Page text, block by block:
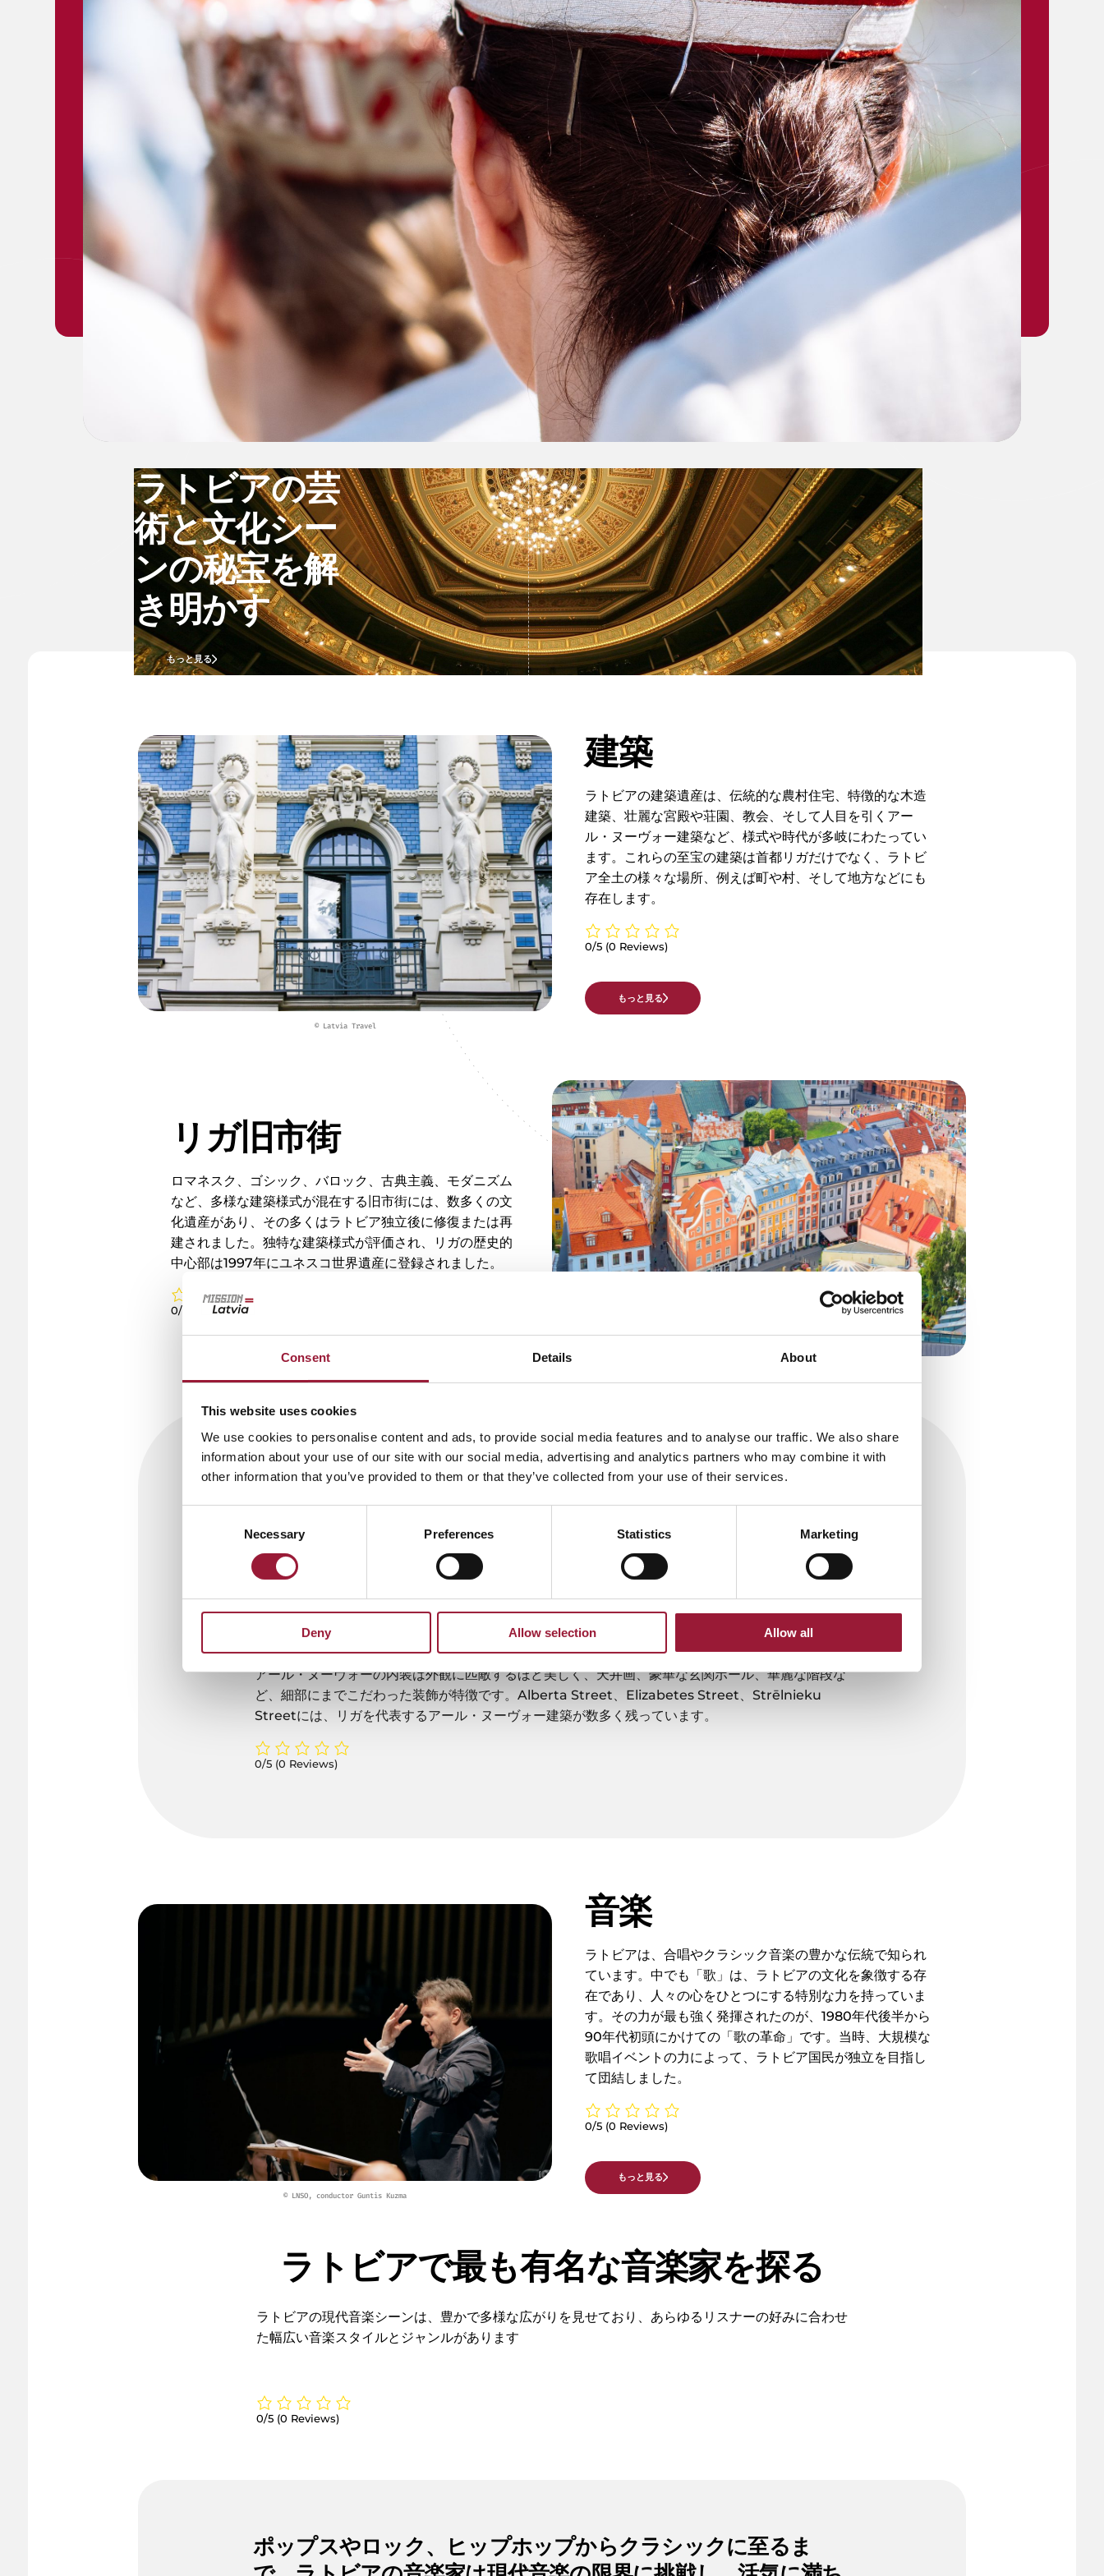
Consent Details About
This website uses cookies
We use cookies to personalise content and ads, to provide social media features and to analyse our traffic. We also share
information about your use of our site with our social media, advertising and analytics partners who may combine it with
other information that you’ve provided to them or that they’ve collected from your use of their services.
Necessary Preferences Statistics Marketing
Deny Allow selection Allow all
想像以上の影響力を持つ文化
#2
文化に対する政府支出額のEU内順位
92%
文化的なイベントに参加するラトビ
ア人の割合
3万人
毎年恒例の象徴的な音楽フェス
「Positivus（ポジティヴス）」参加
者平均人数
ラトビアの芸
術と文化シー
ンの秘宝を解
き明かす
もっと見る
© Latvia Travel
建築
ラトビアの建築遺産は、伝統的な農村住宅、特徴的な木造
建築、壮麗な宮殿や荘園、教会、そして人目を引くアー
ル・ヌーヴォー建築など、様式や時代が多岐にわたってい
ます。これらの至宝の建築は首都リガだけでなく、ラトビ
ア全土の様々な場所、例えば町や村、そして地方などにも
存在します。
0/5 (0 Reviews)
もっと見る
リガ旧市街
ロマネスク、ゴシック、バロック、古典主義、モダニズム
など、多様な建築様式が混在する 旧市街には、数多くの文
化遺産があり、その多くはラトビア独立後に修復または再
建されました。独特な建築様式が評価され、リガの歴史的
中心部は1997年にユネスコ世界遺産に登録されました。
0/5 (0 Reviews)
世界のアール・ヌーヴォー様式の中心地
て、ラトビアの都市は多数のアール・ヌーヴォー建築が魅力になり、リガはアール・ヌーヴォー様式
の宝石箱としてたびたび評価されています。
ユネスコ世界遺産に登録されているリガの歴史的中心部は、世界で最もアール・ヌーヴォー建築が密
葉、つる、動物などの自然のモチーフを頻繁に用います。
アール・ヌーヴォーの内装は外観に匹敵するほど美しく、天井画、豪華な玄関ホール、華麗な階段な
ど、細部にまでこだわった装飾が特徴です。Alberta Street、Elizabetes Street、Strēlnieku
Streetには、リガを代表するアール・ヌーヴォー建築が数多く残っています。
0/5 (0 Reviews)
© LNSO, conductor Guntis Kuzma
音楽
ラトビアは、合唱やクラシック音楽の豊かな伝統で知られ
ています。中でも「歌」は、ラトビアの文化を象徴する存
在であり、人々の心をひとつにする特別な力を持っていま
す。その力が最も強く発揮されたのが、1980年代後半から
90年代初頭にかけての「歌の革命」です。当時、大規模な
歌唱イベントの力によって、ラトビア国民が独立を目指し
て団結しました。
0/5 (0 Reviews)
もっと見る
ラトビアで最も有名な音楽家を探る
ラトビアの現代音楽シーンは、豊かで多様な広がりを見せており、あらゆるリスナーの好みに合わせ
た幅広い音楽スタイルとジャンルがあります
0/5 (0 Reviews)
ポップスやロック、ヒップホップからクラシックに至るま